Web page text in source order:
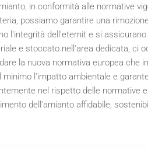
in conformità alle normative
possiamo garantire una
l'integrità dell'eternit e si
e stoccato nell'area dedicata, ci
la nuova normativa europea che
l'impatto ambientale e
nel rispetto delle normative
dell'amianto affidabile,